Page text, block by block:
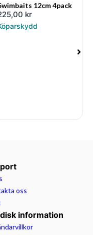
12cm 4pack
kr
oss
information